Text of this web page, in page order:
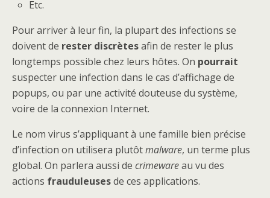
Etc.
Pour arriver à leur fin, la plupart des infections se
doivent de rester discrètesafin de rester le plus
longtemps possible chez leurs hôtes. On pourrait
suspecter une infection dans le cas d’affichage de
popups, ou par une activité douteuse du système,
voire de la connexion Internet.
Le nom virus s’appliquant à une famille bien précise
d’infection on utilisera plutôtmalware, un terme plus
global. On parlera aussi de crimewareau vu des
actions frauduleusesde ces applications.